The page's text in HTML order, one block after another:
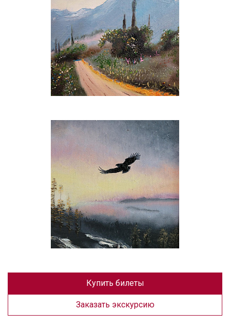
Купить билеты
Заказать экскурсию